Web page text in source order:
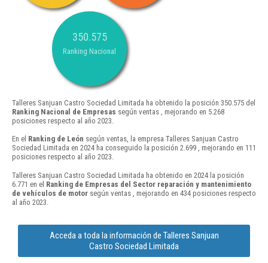
350.575
Ranking Nacional
Talleres Sanjuan Castro Sociedad Limitada ha obtenido la posición 350.575 del
Ranking Nacional de Empresas según ventas , mejorando en 5.268
posiciones respecto al año 2023.
En el Ranking de León según ventas, la empresa Talleres Sanjuan Castro
Sociedad Limitada en 2024 ha conseguido la posición 2.699 , mejorando en 111
posiciones respecto al año 2023.
Talleres Sanjuan Castro Sociedad Limitada ha obtenido en 2024 la posición
6.771 en el Ranking de Empresas del Sector reparación y mantenimiento
de vehículos de motor según ventas , mejorando en 434 posiciones respecto
al año 2023.
Acceda a toda la información de Talleres Sanjuan
Castro Sociedad Limitada